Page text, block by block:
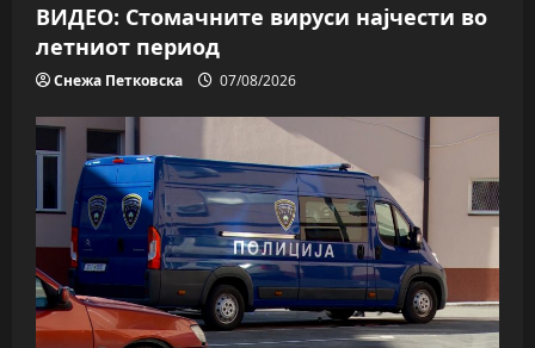
ВИДЕО: Стомачните вируси најчести во
летниот период
Снежа Петковска 07/08/2026